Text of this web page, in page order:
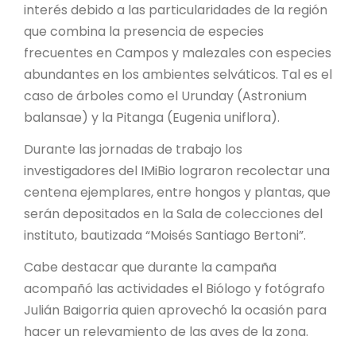
interés debido a las particularidades de la región
que combina la presencia de especies
frecuentes en Campos y malezales con especies
abundantes en los ambientes selváticos. Tal es el
caso de árboles como el Urunday (Astronium
balansae) y la Pitanga (Eugenia uniflora).
Durante las jornadas de trabajo los
investigadores del IMiBio lograron recolectar una
centena ejemplares, entre hongos y plantas, que
serán depositados en la Sala de colecciones del
instituto, bautizada “Moisés Santiago Bertoni”.
Cabe destacar que durante la campaña
acompañó las actividades el Biólogo y fotógrafo
Julián Baigorria quien aprovechó la ocasión para
hacer un relevamiento de las aves de la zona.